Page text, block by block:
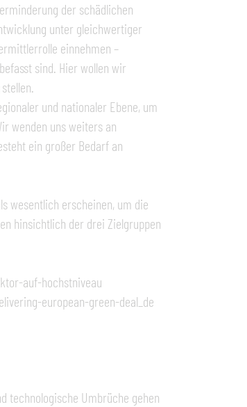
der schädlichen
unter gleichwertiger
einnehmen –
sind. Hier wollen wir
und nationaler Ebene, um
wenden uns weiters an
ein großer Bedarf an
wesentlich erscheinen, um die
hinsichtlich der drei Zielgruppen
auf-hochstniveau
european-green-deal_de
technologische Umbrüche gehen